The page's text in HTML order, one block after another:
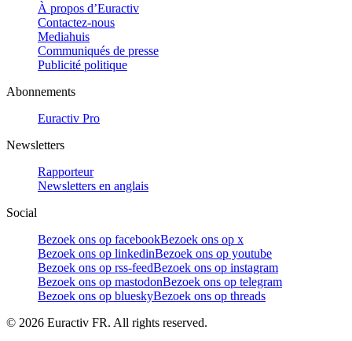
À propos d’Euractiv
Contactez-nous
Mediahuis
Communiqués de presse
Publicité politique
Abonnements
Euractiv Pro
Newsletters
Rapporteur
Newsletters en anglais
Social
Bezoek ons op facebookBezoek ons op x
Bezoek ons op linkedinBezoek ons op youtube
Bezoek ons op rss-feedBezoek ons op instagram
Bezoek ons op mastodonBezoek ons op telegram
Bezoek ons op blueskyBezoek ons op threads
© 2026 Euractiv FR. All rights reserved.